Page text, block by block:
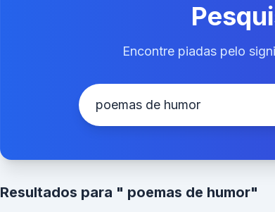
Encontre piadas pelo
Resultados para " poemas de humor"